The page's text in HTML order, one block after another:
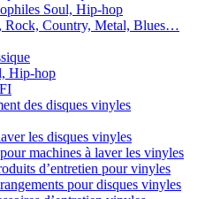
Soul, Hip-hop
Rock, Country, Metal, Blues…
Hip-hop
des disques vinyles
les disques vinyles
machines à laver les vinyles
d’entretien pour vinyles
pour disques vinyles